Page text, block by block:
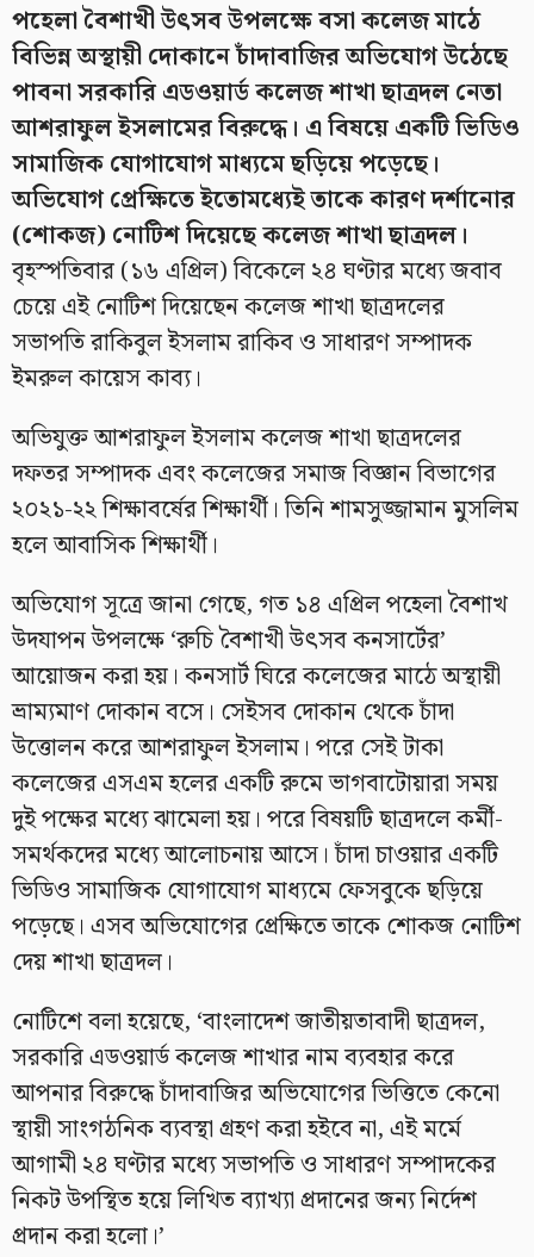
পহেলা বৈশাখী উৎসব উপলক্ষে বসা কলেজ মাঠে
বিভিন্ন অস্থায়ী দোকানে চাঁদাবাজির অভিযোগ উঠেছে
পাবনা সরকারি এডওয়ার্ড কলেজ শাখা ছাত্রদল নেতা
আশরাফুল ইসলামের বিরুদ্ধে। এ বিষয়ে একটি ভিডিও
সামাজিক যোগাযোগ মাধ্যমে ছড়িয়ে পড়েছে।
অভিযোগ প্রেক্ষিতে ইতোমধ্যেই তাকে কারণ দর্শানোর
(শোকজ) নোটিশ দিয়েছে কলেজ শাখা ছাত্রদল।
বৃহস্পতিবার (১৬ এপ্রিল) বিকেলে ২৪ ঘণ্টার মধ্যে জবাব
চেয়ে এই নোটিশ দিয়েছেন কলেজ শাখা ছাত্রদলের
সভাপতি রাকিবুল ইসলাম রাকিব ও সাধারণ সম্পাদক
ইমরুল কায়েস কাব্য।
অভিযুক্ত আশরাফুল ইসলাম কলেজ শাখা ছাত্রদলের
দফতর সম্পাদক এবং কলেজের সমাজ বিজ্ঞান বিভাগের
২০২১-২২ শিক্ষাবর্ষের শিক্ষার্থী। তিনি শামসুজ্জামান মুসলিম
হলে আবাসিক শিক্ষার্থী।
অভিযোগ সূত্রে জানা গেছে, গত ১৪ এপ্রিল পহেলা বৈশাখ
উদযাপন উপলক্ষে ‘রুচি বৈশাখী উৎসব কনসার্টের’
আয়োজন করা হয়। কনসার্ট ঘিরে কলেজের মাঠে অস্থায়ী
ভ্রাম্যমাণ দোকান বসে। সেইসব দোকান থেকে চাঁদা
উত্তোলন করে আশরাফুল ইসলাম। পরে সেই টাকা
কলেজের এসএম হলের একটি রুমে ভাগবাটোয়ারা সময়
দুই পক্ষের মধ্যে ঝামেলা হয়। পরে বিষয়টি ছাত্রদলে কর্মী-
সমর্থকদের মধ্যে আলোচনায় আসে। চাঁদা চাওয়ার একটি
ভিডিও সামাজিক যোগাযোগ মাধ্যমে ফেসবুকে ছড়িয়ে
পড়েছে। এসব অভিযোগের প্রেক্ষিতে তাকে শোকজ নোটিশ
দেয় শাখা ছাত্রদল।
নোটিশে বলা হয়েছে, ‘বাংলাদেশ জাতীয়তাবাদী ছাত্রদল,
সরকারি এডওয়ার্ড কলেজ শাখার নাম ব্যবহার করে
আপনার বিরুদ্ধে চাঁদাবাজির অভিযোগের ভিত্তিতে কেনো
স্থায়ী সাংগঠনিক ব্যবস্থা গ্রহণ করা হইবে না, এই মর্মে
আগামী ২৪ ঘণ্টার মধ্যে সভাপতি ও সাধারণ সম্পাদকের
নিকট উপস্থিত হয়ে লিখিত ব্যাখ্যা প্রদানের জন্য নির্দেশ
প্রদান করা হলো।’